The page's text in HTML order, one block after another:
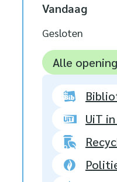
Vandaag
Gesloten
Alle
UiT